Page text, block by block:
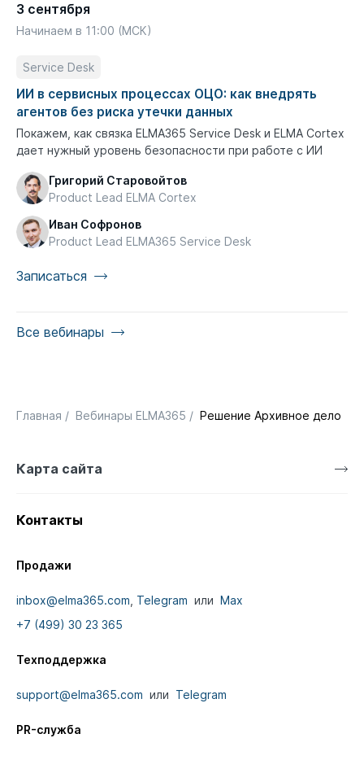
3 сентября
Начинаем в 11:00 (МСК)
Service Desk
ИИ в сервисных процессах ОЦО: как внедрять
агентов без риска утечки данных
Покажем, как связка ELMA365 Service Desk и ELMA Cortex
дает нужный уровень безопасности при работе с ИИ
Григорий Старовойтов
Product Lead ELMA Cortex
Иван Софронов
Product Lead ELMA365 Service Desk
Записаться
Все вебинары
Главная / Вебинары ELMA365 / Решение Архивное дело:
Карта сайта
Контакты
Продажи
inbox@elma365.com Telegram или Max
+7 (499) 30 23 365
Техподдержка
support@elma365.com или Telegram
PR-служба